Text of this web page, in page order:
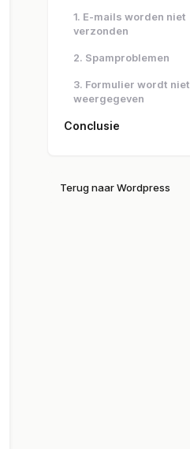
1. E-mails worden niet
verzonden
2. Spamproblemen
3. Formulier wordt niet
weergegeven
Conclusie
Terug naar Wordpress